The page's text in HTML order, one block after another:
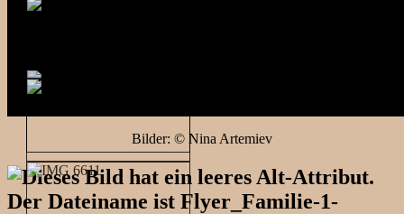
Bilder: © Nina Artemiev